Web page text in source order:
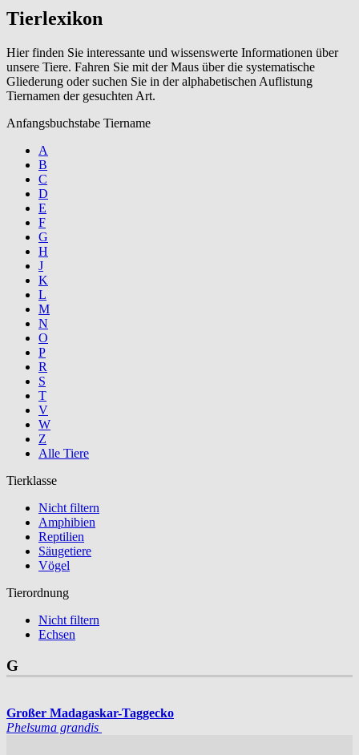
Tierlexikon
Hier finden Sie interessante und wissenswerte Informationen über
unsere Tiere. Fahren Sie mit der Maus über die systematische
Gliederung oder suchen Sie in der alphabetischen Auflistung
Tiernamen der gesuchten Art.
Anfangsbuchstabe Tiername
A
B
C
D
E
F
G
H
J
K
L
M
N
O
P
R
S
T
V
W
Z
Alle Tiere
Tierklasse
Nicht filtern
Amphibien
Reptilien
Säugetiere
Vögel
Tierordnung
Nicht filtern
Echsen
G
Großer Madagaskar-Taggecko
Phelsuma grandis